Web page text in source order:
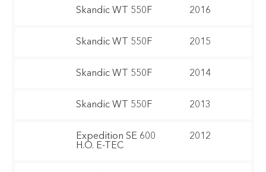
Skandic WT 550F 2016
Skandic WT 550F 2015
Skandic WT 550F 2014
Skandic WT 550F 2013
Expedition SE 600
H.O. E-TEC
2012